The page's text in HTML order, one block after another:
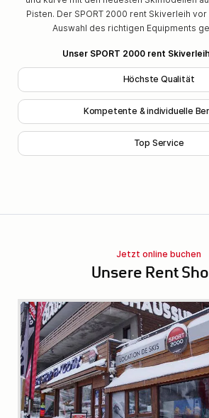
Pisten. Der SPORT 2000 rent Skiverleih
Auswahl des richtigen Equipments
Unser SPORT 2000 rent
Höchste Qualität
Kompetente & individuelle
Top Service
Jetzt online buchen
Unsere Rent